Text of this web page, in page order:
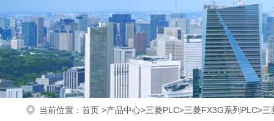
当前位置： 首页 >产品中心>三菱PLC>三菱FX3G系列PLC>三